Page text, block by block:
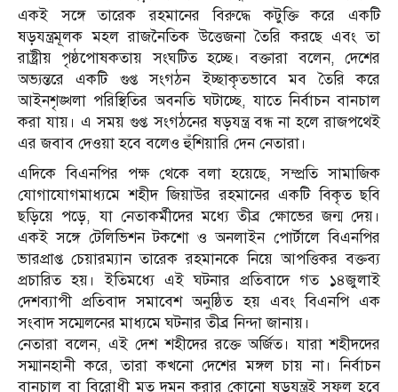
একই সঙ্গে তারেক রহমানের বিরুদ্ধে কটুক্তি করে একটি
ষড়যন্ত্রমূলক মহল রাজনৈতিক উত্তেজনা তৈরি করছে এবং তা
রাষ্ট্রীয় পৃষ্ঠপোষকতায় সংঘটিত হচ্ছে। বক্তারা বলেন, দেশের
অভ্যন্তরে একটি গুপ্ত সংগঠন ইচ্ছাকৃতভাবে মব তৈরি করে
আইনশৃঙ্খলা পরিস্থিতির অবনতি ঘটাচ্ছে, যাতে নির্বাচন বানচাল
করা যায়। এ সময় গুপ্ত সংগঠনের ষড়যন্ত্র বন্ধ না হলে রাজপথেই
এর জবাব দেওয়া হবে বলেও হুঁশিয়ারি দেন নেতারা।
এদিকে বিএনপির পক্ষ থেকে বলা হয়েছে, সম্প্রতি সামাজিক
যোগাযোগমাধ্যমে শহীদ জিয়াউর রহমানের একটি বিকৃত ছবি
ছড়িয়ে পড়ে, যা নেতাকর্মীদের মধ্যে তীব্র ক্ষোভের জন্ম দেয়।
একই সঙ্গে টেলিভিশন টকশো ও অনলাইন পোর্টালে বিএনপির
ভারপ্রাপ্ত চেয়ারম্যান তারেক রহমানকে নিয়ে আপত্তিকর বক্তব্য
প্রচারিত হয়। ইতিমধ্যে এই ঘটনার প্রতিবাদে গত ১৪জুলাই
দেশব্যাপী প্রতিবাদ সমাবেশ অনুষ্ঠিত হয় এবং বিএনপি এক
সংবাদ সম্মেলনের মাধ্যমে ঘটনার তীব্র নিন্দা জানায়।
নেতারা বলেন, এই দেশ শহীদের রক্তে অর্জিত। যারা শহীদদের
সম্মানহানী করে, তারা কখনো দেশের মঙ্গল চায় না। নির্বাচন
বানচাল বা বিরোধী মত দমন করার কোনো ষড়যন্ত্রই সফল হবে